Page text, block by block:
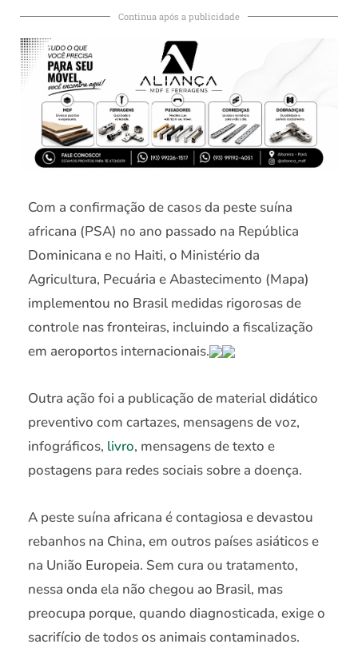
Continua após a publicidade
Com a confirmação de casos da peste suína
africana (PSA) no ano passado na República
Dominicana e no Haiti, o Ministério da
Agricultura, Pecuária e Abastecimento (Mapa)
implementou no Brasil medidas rigorosas de
controle nas fronteiras, incluindo a fiscalização
em aeroportos internacionais.
Outra ação foi a publicação de material didático
preventivo com cartazes, mensagens de voz,
infográficos, livro, mensagens de texto e
postagens para redes sociais sobre a doença.
A peste suína africana é contagiosa e devastou
rebanhos na China, em outros países asiáticos e
na União Europeia. Sem cura ou tratamento,
nessa onda ela não chegou ao Brasil, mas
preocupa porque, quando diagnosticada, exige o
sacrifício de todos os animais contaminados.